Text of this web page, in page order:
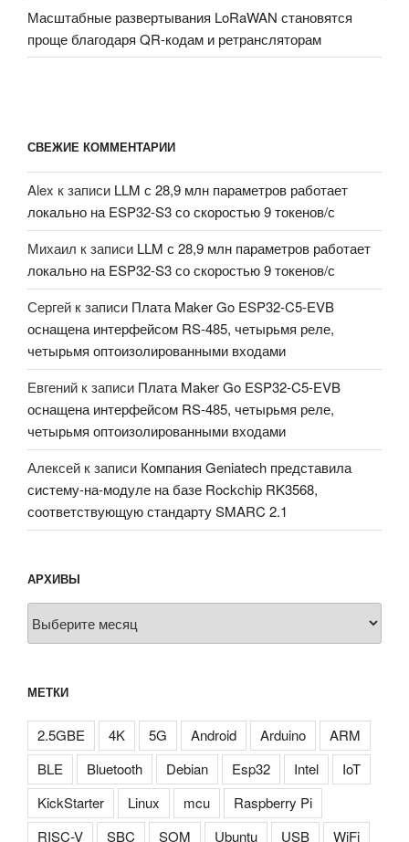
Масштабные развертывания LoRaWAN становятся
проще благодаря QR-кодам и ретрансляторам
СВЕЖИЕ КОММЕНТАРИИ
Alex к записи LLM с 28,9 млн параметров работает
локально на ESP32-S3 со скоростью 9 токенов/с
Михаил к записи LLM с 28,9 млн параметров работает
локально на ESP32-S3 со скоростью 9 токенов/с
Сергей к записи Плата Maker Go ESP32-C5-EVB
оснащена интерфейсом RS-485, четырьмя реле,
четырьмя оптоизолированными входами
Евгений к записи Плата Maker Go ESP32-C5-EVB
оснащена интерфейсом RS-485, четырьмя реле,
четырьмя оптоизолированными входами
Алексей к записи Компания Geniatech представила
систему-на-модуле на базе Rockchip RK3568,
соответствующую стандарту SMARC 2.1
АРХИВЫ
МЕТКИ
2.5GBE 4K 5G Android Arduino
ARM
BLE
Bluetooth Debian Esp32 Intel
IoT
KickStarter
Linux mcu
Raspberry Pi
RISC-V
SBC SOM Ubuntu USB
WiFi